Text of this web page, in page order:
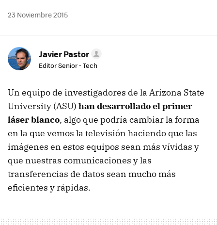
23 Noviembre 2015
Javier Pastor
Editor Senior - Tech
Un equipo de investigadores de la Arizona State
University (ASU) han desarrollado el primer
láser blanco, algo que podría cambiar la forma
en la que vemos la televisión haciendo que las
imágenes en estos equipos sean más vívidas y
que nuestras comunicaciones y las
transferencias de datos sean mucho más
eficientes y rápidas.